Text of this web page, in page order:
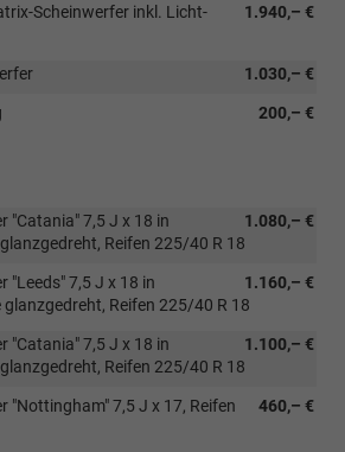
1.940,– €
Scheinwerfer inkl. Licht-
1.030,– €
200,– €
1.080,– €
"Catania" 7,5 J x 18 in
Reifen 225/40 R 18
1.160,– €
"Leeds" 7,5 J x 18 in
Reifen 225/40 R 18
1.100,– €
"Catania" 7,5 J x 18 in
Reifen 225/40 R 18
460,– €
"Nottingham" 7,5 J x 17, Reifen